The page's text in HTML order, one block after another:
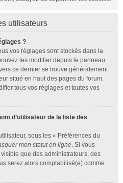
utilisateurs
?
vos réglages sont stockés dans la
les modifier depuis le panneau
ce dernier se trouve généralement
situé en haut des pages du forum.
tous vos réglages et toutes vos
d’utilisateur de la liste des
sous les « Préférences du
mon statut en ligne. Si vous
que des administrateurs, des
serez alors comptabilisé(e) comme